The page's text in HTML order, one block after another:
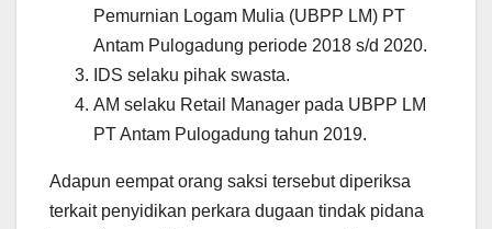
Pemurnian Logam Mulia (UBPP LM) PT
Antam Pulogadung periode 2018 s/d 2020.
IDS selaku pihak swasta.
AM selaku Retail Manager pada UBPP LM
PT Antam Pulogadung tahun 2019.
Adapun eempat orang saksi tersebut diperiksa
terkait penyidikan perkara dugaan tindak pidana